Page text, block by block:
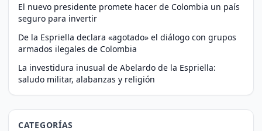
El nuevo presidente promete hacer de Colombia un país
seguro para invertir
De la Espriella declara «agotado» el diálogo con grupos
armados ilegales de Colombia
La investidura inusual de Abelardo de la Espriella:
saludo militar, alabanzas y religión
CATEGORÍAS